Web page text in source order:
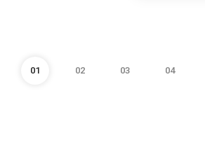
01 02 03 04